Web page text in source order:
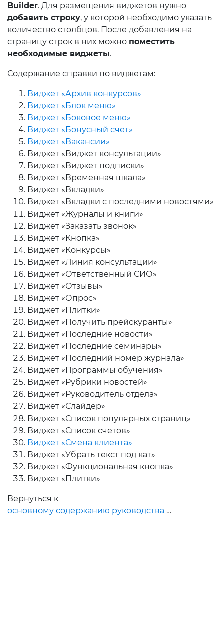
Builder. Для размещения виджетов нужно
добавить строку, у которой необходимо указать
количество столбцов. После добавления на
страницу строк в них можно поместить
необходимые виджеты.
Содержание справки по виджетам:
Виджет «Архив конкурсов»
Виджет «Блок меню»
Виджет «Боковое меню»
Виджет «Бонусный счет»
Виджет «Вакансии»
Виджет «Виджет консультации»
Виджет «Виджет подписки»
Виджет «Временная шкала»
Виджет «Вкладки»
Виджет «Вкладки с последними новостями»
Виджет «Журналы и книги»
Виджет «Заказать звонок»
Виджет «Кнопка»
Виджет «Конкурсы»
Виджет «Линия консультации»
Виджет «Ответственный СИО»
Виджет «Отзывы»
Виджет «Опрос»
Виджет «Плитки»
Виджет «Получить прейскуранты»
Виджет «Последние новости»
Виджет «Последние семинары»
Виджет «Последний номер журнала»
Виджет «Программы обучения»
Виджет «Рубрики новостей»
Виджет «Руководитель отдела»
Виджет «Слайдер»
Виджет «Список популярных страниц»
Виджет «Список счетов»
Виджет «Смена клиента»
Виджет «Убрать текст под кат»
Виджет «Функциональная кнопка»
Виджет «Плитки»
Вернуться к
основному содержанию руководства …